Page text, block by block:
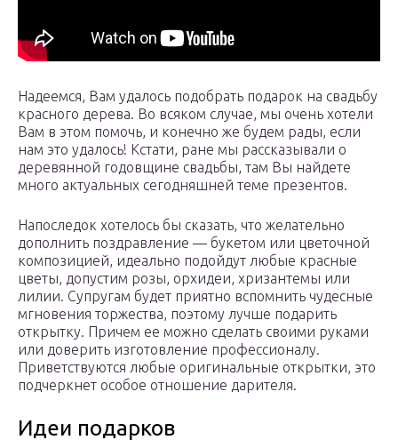
Надеемся, Вам удалось подобрать подарок на свадьбу
красного дерева. Во всяком случае, мы очень хотели
Вам в этом помочь, и конечно же будем рады, если
нам это удалось! Кстати, ране мы рассказывали о
деревянной годовщине свадьбы, там Вы найдете
много актуальных сегодняшней теме презентов.
Напоследок хотелось бы сказать, что желательно
дополнить поздравление — букетом или цветочной
композицией, идеально подойдут любые красные
цветы, допустим розы, орхидеи, хризантемы или
лилии. Супругам будет приятно вспомнить чудесные
мгновения торжества, поэтому лучше подарить
открытку. Причем ее можно сделать своими руками
или доверить изготовление профессионалу.
Приветствуются любые оригинальные открытки, это
подчеркнет особое отношение дарителя.
Идеи подарков